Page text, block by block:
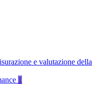
e valutazione della
1